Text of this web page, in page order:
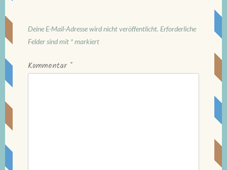
Deine E-Mail-Adresse wird nicht veröffentlicht. Erforderliche
Felder sind mit *markiert
Kommentar *